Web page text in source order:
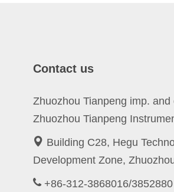
Contact us
Zhuozhou Tianpeng imp. and
Zhuozhou Tianpeng
Building C28, Hegu
Development Zone,
+86-312-3868016/